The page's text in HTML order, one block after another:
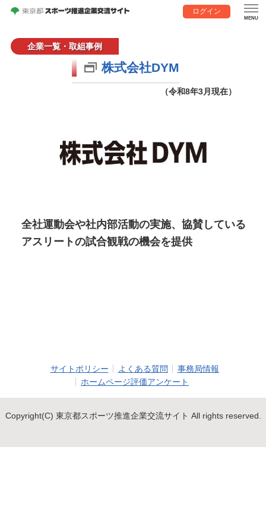
ログイン
企業一覧・取組事例
株式会社DYM
（令和8年3月現在）
全社運動会や社内部活動の実施、協賛している
アスリートの試合観戦の機会を提供
サイトポリシー よくある質問
事務局情報
ホームページ評価アンケート
Copyright(C) 東京都スポーツ推進企業交流サイト All rights reserved.